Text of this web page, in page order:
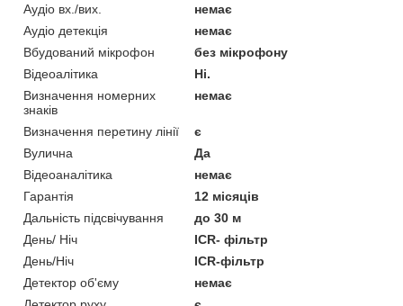
Аудіо вх./вих.
немає
Аудіо детекція
немає
Вбудований мікрофон
без мікрофону
Відеоалітика
Ні.
Визначення номерних
знаків
немає
Визначення перетину лінії
є
Вулична
Да
Відеоаналітика
немає
Гарантія
12 місяців
Дальність підсвічування
до 30 м
День/ Ніч
ICR- фільтр
День/Ніч
ICR-фільтр
Детектор об'єму
немає